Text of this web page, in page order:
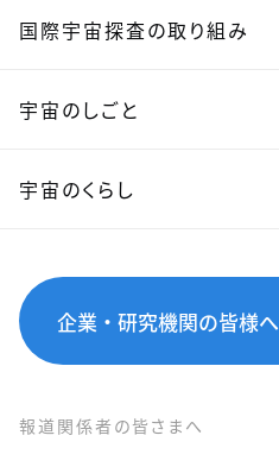
国際宇宙探査の取り組み
宇宙のしごと
宇宙のくらし
企業・研究機関の皆様へ
報道関係者の皆さまへ